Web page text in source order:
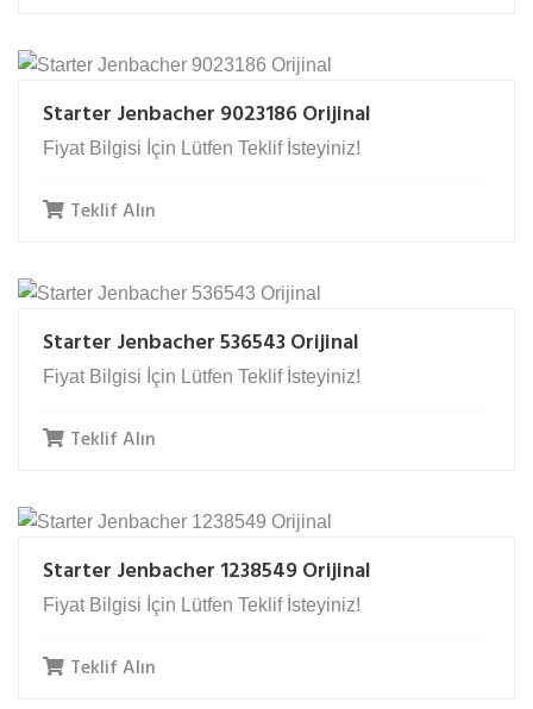
Starter Jenbacher 9023186 Orijinal
Fiyat Bilgisi İçin Lütfen Teklif İsteyiniz!
Teklif Alın
Starter Jenbacher 536543 Orijinal
Fiyat Bilgisi İçin Lütfen Teklif İsteyiniz!
Teklif Alın
Starter Jenbacher 1238549 Orijinal
Fiyat Bilgisi İçin Lütfen Teklif İsteyiniz!
Teklif Alın